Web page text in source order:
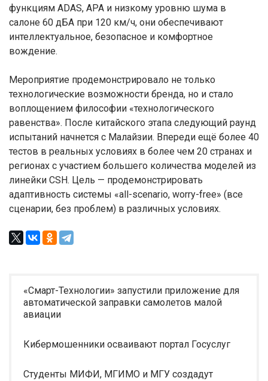
функциям ADAS, APA и низкому уровню шума в
салоне 60 дБА при 120 км/ч, они обеспечивают
интеллектуальное, безопасное и комфортное
вождение.
Мероприятие продемонстрировало не только
технологические возможности бренда, но и стало
воплощением философии «технологического
равенства». После китайского этапа следующий раунд
испытаний начнется с Малайзии. Впереди ещё более 40
тестов в реальных условиях в более чем 20 странах и
регионах с участием большего количества моделей из
линейки CSH. Цель — продемонстрировать
адаптивность системы «all-scenario, worry-free» (все
сценарии, без проблем) в различных условиях.
«Смарт-Технологии» запустили приложение для
автоматической заправки самолетов малой
авиации
Кибермошенники осваивают портал Госуслуг
Студенты МИФИ, МГИМО и МГУ создадут